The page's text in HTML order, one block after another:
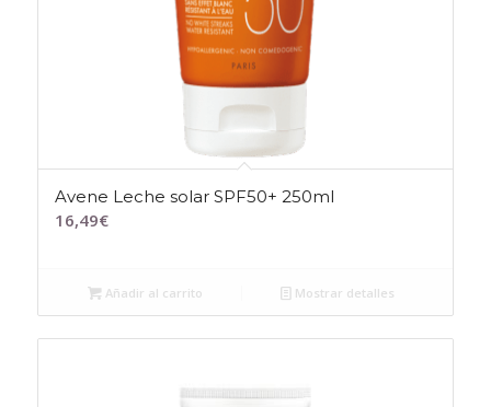
Avene Leche solar SPF50+ 250ml
16,49€
Añadir al carrito Mostrar detalles